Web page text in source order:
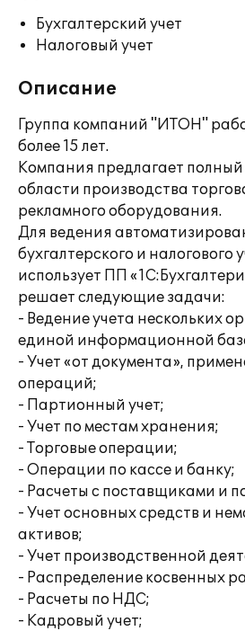
Бухгалтерский учет
Налоговый учет
Описание
Группа компаний "ИТОН"
более 15 лет.
Компания предлагает полный
области производства
рекламного оборудования.
Для ведения
бухгалтерского и налогового
использует ПП
решает следующие задачи:
- Ведение учета нескольких
единой информационной
- Учет «от документа»,
операций;
- Партионный учет;
- Учет по местам хранения;
- Торговые операции;
- Операции по кассе и банку;
- Расчеты с поставщиками и
- Учет основных средств и
активов;
- Учет производственной
- Распределение косвенных
- Расчеты по НДС;
- Кадровый учет;